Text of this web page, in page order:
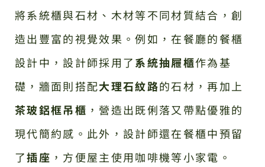
將系統櫃與石材、木材等不同材質結合，創
造出豐富的視覺效果。例如，在餐廳的餐櫃
設計中，設計師採用了系統抽屜櫃作為基
礎，牆面則搭配大理石紋路的石材，再加上
茶玻鋁框吊櫃 ，營造出既俐落又帶點優雅的
現代簡約感。此外，設計師還在餐櫃中預留
了插座 ，方便屋主使用咖啡機等小家電。